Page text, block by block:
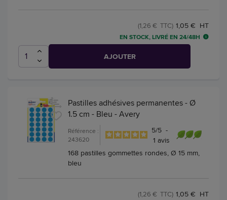
1,05 € HT
(1,26 € TTC)
EN STOCK, LIVRÉ EN 24/48H
AJOUTER
Pastilles adhésives permanentes - Ø
1.5 cm - Bleu - Avery
Référence :
243620
5/5 -
1 avis
168 pastilles gommettes rondes, Ø 15 mm,
bleu
1,05 € HT
(1,26 € TTC)